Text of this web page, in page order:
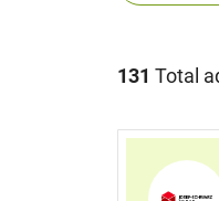
131 Total